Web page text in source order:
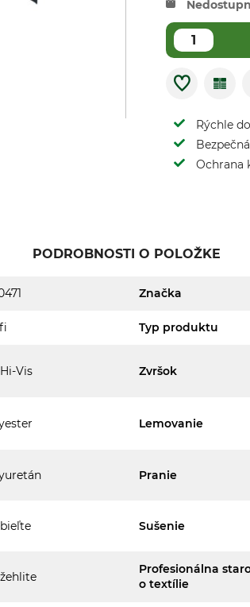
Rýchle
Ochrana
PODROBNOSTI O POLOŽKE
Značka
Typ produktu
Vis Zvršok
Lemovanie
Pranie
Sušenie
Profesionálna
o textílie